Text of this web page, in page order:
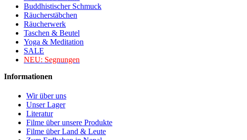
Buddhistischer Schmuck
Räucherstäbchen
Räucherwerk
Taschen & Beutel
Yoga & Meditation
SALE
NEU: Segnungen
Informationen
Wir über uns
Unser Lager
Literatur
Filme über unsere Produkte
Filme über Land & Leute